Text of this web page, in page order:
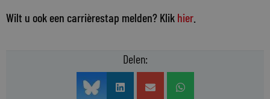
Wilt u ook een carrièrestap melden? Klik hier
Delen: